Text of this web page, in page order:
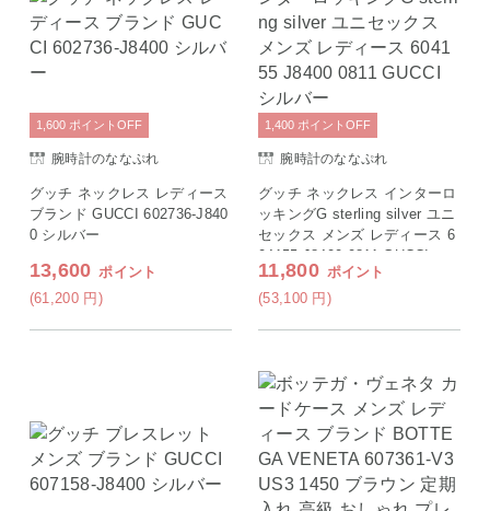
腕時計のななぷれ
グッチ ネックレス レディース
ブランド GUCCI 602736-J840
0 シルバー
13,600 ポイント
(61,200 円)
1,600 ポイント OFF
腕時計のななぷれ
グッチ ネックレス インターロ
ッキングG sterling silver ユニ
セックス メンズ レディース 6
04155 J8400 0811 GUCCI シ
ルバー
11,800 ポイント
(53,100 円)
1,400 ポイント OFF